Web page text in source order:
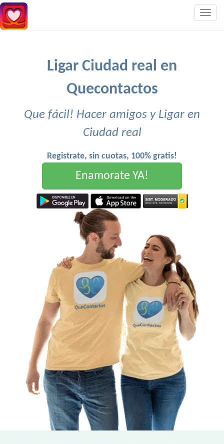
Ligar Ciudad real en
Quecontactos
Que fácil! Hacer amigos y Ligar en
Ciudad real
Registrate, sin cuotas, 100% gratis!
Enamorate YA!